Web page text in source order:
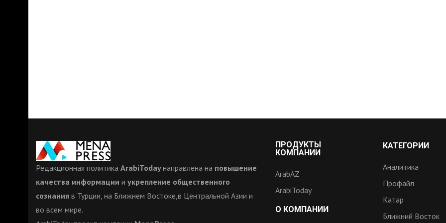
Редакционная политика ArabiTodayнаправлена на повышение
качества информации и укрепление общественного
сознания в Турции, на Ближнем Востоке,в Центральной Азии и
во всем мире.
ПРОДУКТЫ
КОМПАНИИ
ArabAZ
ArabiToday
О КОМПАНИИ
КАТЕГОРИИ
Аналитика
Профайл
Катар
Ближний Восток